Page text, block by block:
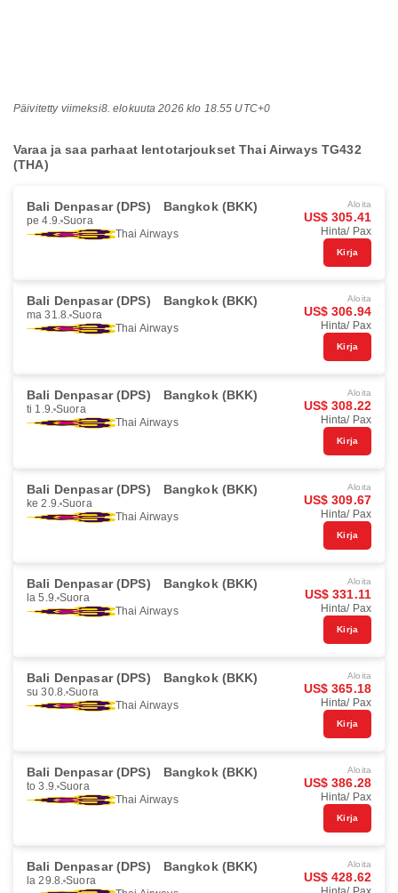
Päivitetty viimeksi8. elokuuta 2026 klo 18.55 UTC+0
Varaa ja saa parhaat lentotarjoukset Thai Airways TG432
(THA)
Bali Denpasar (DPS) Bangkok (BKK)
pe 4.9. Suora
Thai Airways
Aloita
US$ 305.41
Hinta/ Pax
Kirja
Bali Denpasar (DPS) Bangkok (BKK)
ma 31.8. Suora
Thai Airways
Aloita
US$ 306.94
Hinta/ Pax
Kirja
Bali Denpasar (DPS) Bangkok (BKK)
ti 1.9. Suora
Thai Airways
Aloita
US$ 308.22
Hinta/ Pax
Kirja
Bali Denpasar (DPS) Bangkok (BKK)
ke 2.9. Suora
Thai Airways
Aloita
US$ 309.67
Hinta/ Pax
Kirja
Bali Denpasar (DPS) Bangkok (BKK)
la 5.9. Suora
Thai Airways
Aloita
US$ 331.11
Hinta/ Pax
Kirja
Bali Denpasar (DPS) Bangkok (BKK)
su 30.8. Suora
Thai Airways
Aloita
US$ 365.18
Hinta/ Pax
Kirja
Bali Denpasar (DPS) Bangkok (BKK)
to 3.9. Suora
Thai Airways
Aloita
US$ 386.28
Hinta/ Pax
Kirja
Bali Denpasar (DPS) Bangkok (BKK)
la 29.8. Suora
Aloita
US$ 428.62